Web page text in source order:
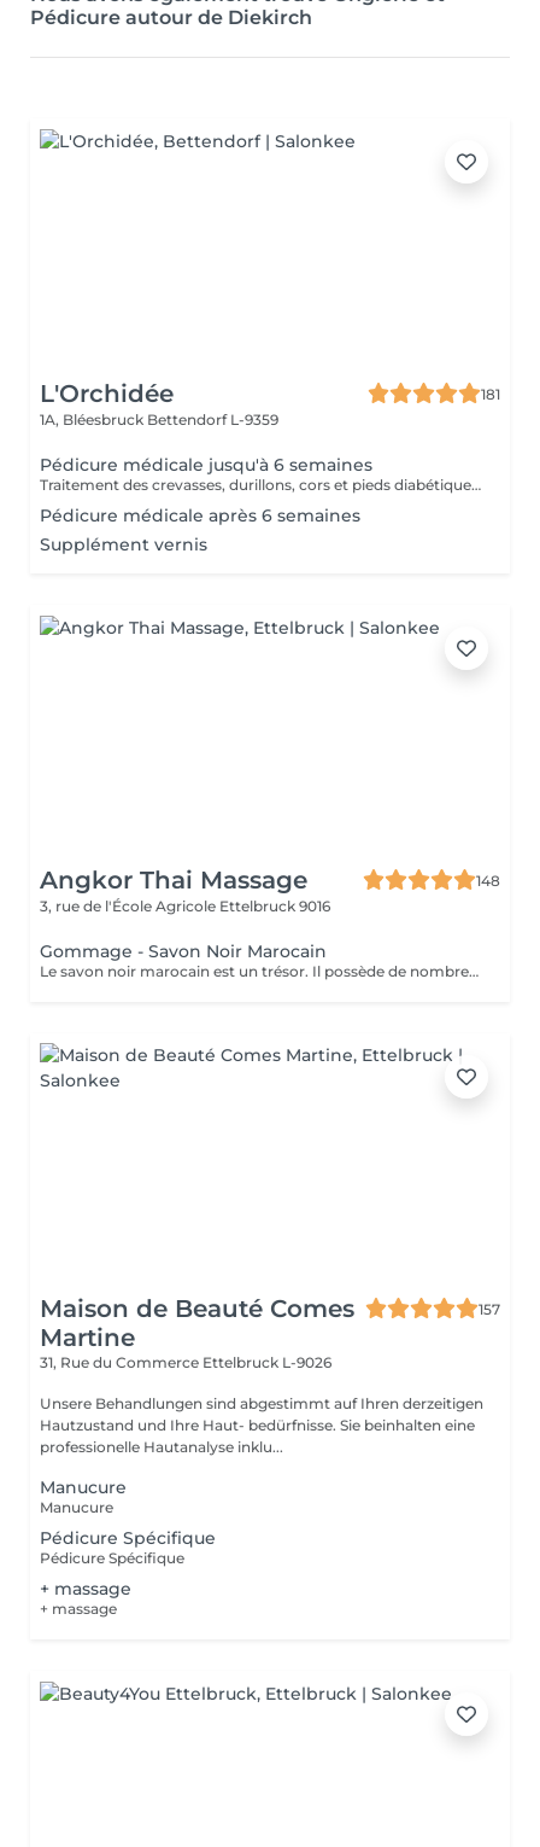
Pédicure autour de Diekirch
L'Orchidée
181
1A, Bléesbruck Bettendorf L-9359
Pédicure médicale jusqu'à 6 semaines
Traitement des crevasses, durillons, cors et pieds diabétiques, correction des ongles incarnés. Les pieds sont les piliers du corps humain, prenons-en soin !
Pédicure médicale après 6 semaines
Supplément vernis
Angkor Thai Massage
148
3, rue de l'École Agricole Ettelbruck 9016
Gommage - Savon Noir Marocain
Le savon noir marocain est un trésor. Il possède de nombreuses propriétés hydratantes, exfoliantes et apaisantes qui sont très bénéfiques pour la peau humaine. Grâce à son action calmante, c'est la solution parfaite pour régénérer les cellules et obtenir une peau plus belle, ferme et lisse.
Maison de Beauté Comes
Martine
157
31, Rue du Commerce Ettelbruck L-9026
Unsere Behandlungen sind abgestimmt auf Ihren derzeitigen
Hautzustand und Ihre Haut- bedürfnisse. Sie beinhalten eine
professionelle Hautanalyse inklu...
Manucure
Manucure
Pédicure Spécifique
Pédicure Spécifique
+ massage
+ massage